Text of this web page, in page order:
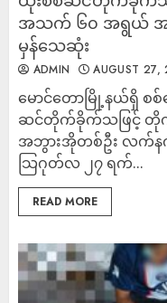
အသက် ၆၀ အရွယ် အ
မှန်သေဆုံး
ADMIN AUGUST 27,
မောင်တောမြို့နယ်ရှိ စ
ဆင်တိုက်ခိုက်သဖြင့် တိုက်
အဘွားအိုတစ်ဦး လက်န
သြဂုတ်လ ၂၇ ရက်...
READ MORE